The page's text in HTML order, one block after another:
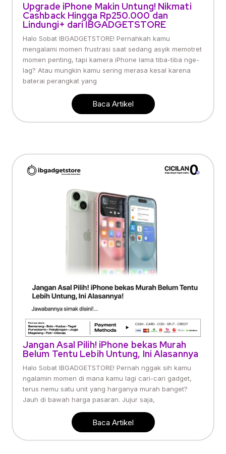
Upgrade iPhone Makin Untung! Nikmati
Cashback Hingga Rp250.000 dan
Lindungi+ dari IBGADGETSTORE
Halo Sobat IBGADGETSTORE! Pernahkah kamu
mengalami momen frustrasi saat sedang asyik memotret
momen penting, tapi kamera iPhone lama tiba-tiba nge-
lag? Atau mungkin kamu sering merasa kesal karena
baterai perangkat yang
Baca Artikel
Jangan Asal Pilih! iPhone bekas Murah
Belum Tentu Lebih Untung, Ini Alasannya
Halo Sobat IBGADGETSTORE! Pernah nggak sih kamu
ngalamin momen di mana kamu lagi cari-cari gadget,
terus nemu satu unit yang harganya murah banget?
Jauh di bawah harga pasaran. Jujur saja,
Baca Artikel